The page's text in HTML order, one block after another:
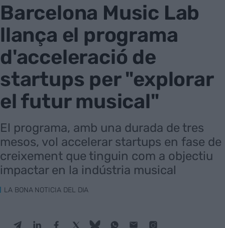
Barcelona Music Lab
llança el programa
d'acceleració de
startups per "explorar
el futur musical"
El programa, amb una durada de tres
mesos, vol accelerar startups en fase de
creixement que tinguin com a objectiu
impactar en la indústria musical
LA BONA NOTICIA DEL DIA